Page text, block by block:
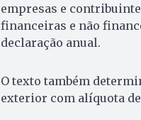
empresas e
financeiras e não
declaração anual.
O texto também
exterior com alíquota de